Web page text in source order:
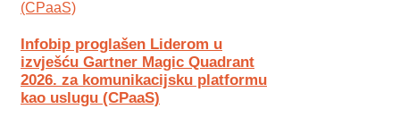
Infobip proglašen Liderom u
izvješću Gartner Magic Quadrant
2026. za komunikacijsku platformu
kao uslugu (CPaaS)